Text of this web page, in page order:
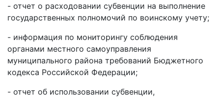
- отчет о расходовании субвенции на выполнение
государственных полномочий по воинскому учету;
- информация по мониторингу соблюдения
органами местного самоуправления
муниципального района требований Бюджетного
кодекса Российской Федерации;
- отчет об использовании субвенции,